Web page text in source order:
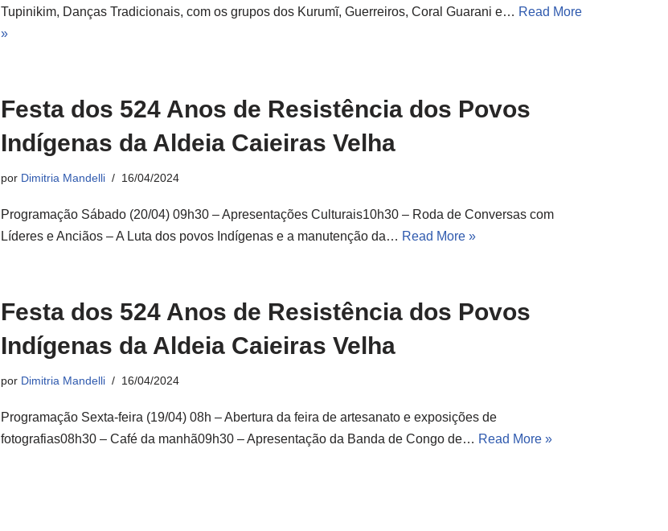
Tupinikim, Danças Tradicionais, com os grupos dos Kurumĩ, Guerreiros, Coral Guarani e… Read More
»
Festa dos 524 Anos de Resistência dos Povos
Indígenas da Aldeia Caieiras Velha
por Dimitria Mandelli 16/04/2024
Programação Sábado (20/04) 09h30 – Apresentações Culturais10h30 – Roda de Conversas com
Líderes e Anciãos – A Luta dos povos Indígenas e a manutenção da… Read More »
Festa dos 524 Anos de Resistência dos Povos
Indígenas da Aldeia Caieiras Velha
por Dimitria Mandelli 16/04/2024
Programação Sexta-feira (19/04) 08h – Abertura da feira de artesanato e exposições de
fotografias08h30 – Café da manhã09h30 – Apresentação da Banda de Congo de… Read More »